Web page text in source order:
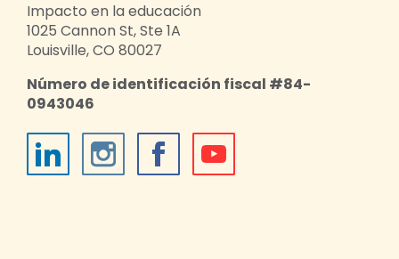
Impacto en la educación
1025 Cannon St, Ste 1A
Louisville, CO 80027
Número de identificación fiscal #84-
0943046